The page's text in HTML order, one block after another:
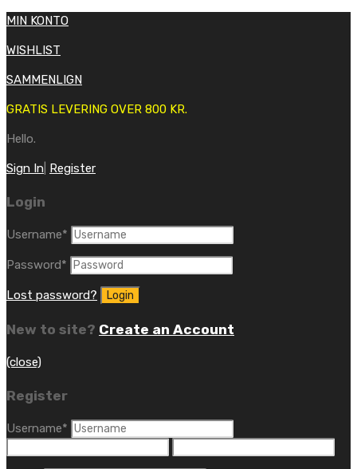
MIN KONTO
WISHLIST
SAMMENLIGN
GRATIS LEVERING OVER 800 KR.
Hello.
Sign In Register
Login
Username*
Password*
Lost password?
New to site? Create an Account
(close)
Register
Username*